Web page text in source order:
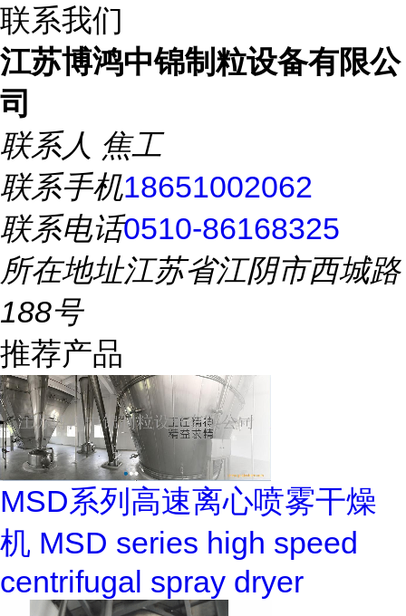
联系我们
江苏博鸿中锦制粒设备有限公
司
联系人 焦工
联系手机18651002062
联系电话0510-86168325
所在地址江苏省江阴市西城路
188号
推荐产品
MSD系列高速离心喷雾干燥
机 MSD series high speed
centrifugal spray dryer